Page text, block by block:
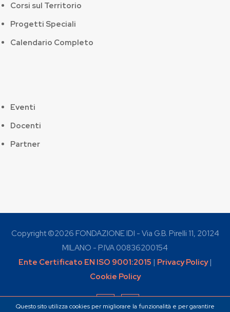
Corsi sul Territorio
Progetti Speciali
Calendario Completo
Eventi
Docenti
Partner
Copyright ©2026 FONDAZIONE IDI - Via G.B. Pirelli 11, 20124
MILANO - P.IVA 00836200154
Ente Certificato EN ISO 9001:2015 | Privacy Policy|
Cookie Policy
Questo sito utilizza cookies per migliorare la funzionalità e per garantire